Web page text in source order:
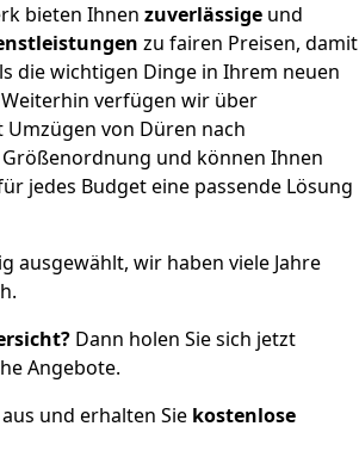
bieten Ihnen zuverlässige und
zu fairen Preisen, damit
die wichtigen Dinge in Ihrem neuen
verfügen wir über
von Düren nach
und können Ihnen
jedes Budget eine passende Lösung
ausgewählt, wir haben viele Jahre
Dann holen Sie sich jetzt
Angebote.
und erhalten Sie kostenlose